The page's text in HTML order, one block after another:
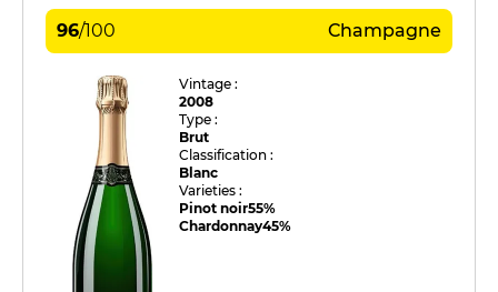
96/100 Champagne
Vintage :
2008
Type :
Brut
Classification :
Blanc
Varieties :
Pinot noir55%
Chardonnay45%